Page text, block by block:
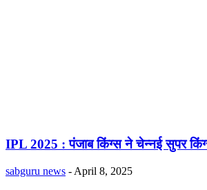
IPL 2025 : पंजाब किंग्स ने चेन्नई सुपर
sabguru news - April 8, 2025